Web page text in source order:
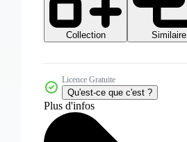
Collection
Similaire
Licence Gratuite
Qu'est-ce que c'est ?
Plus d'infos